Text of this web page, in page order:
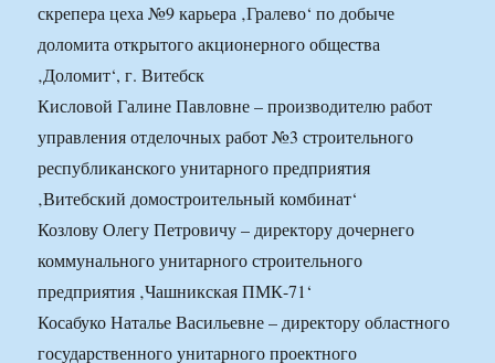
скрепера цеха №9 карьера ‚Гралево‘ по добыче
доломита открытого акционерного общества
‚Доломит‘, г. Витебск
Кисловой Галине Павловне – производителю работ
управления отделочных работ №3 строительного
республиканского унитарного предприятия
‚Витебский домостроительный комбинат‘
Козлову Олегу Петровичу – директору дочернего
коммунального унитарного строительного
предприятия ‚Чашникская ПМК-71‘
Косабуко Наталье Васильевне – директору областного
государственного унитарного проектного